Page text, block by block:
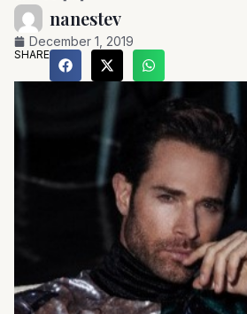
nanestev
December 1, 2019
SHARE